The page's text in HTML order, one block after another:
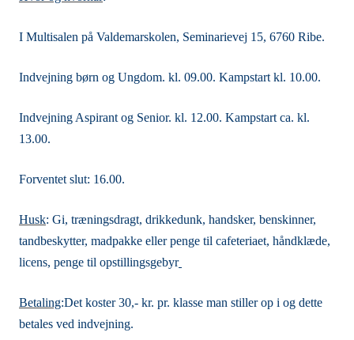
I Multisalen på Valdemarskolen, Seminarievej 15, 6760 Ribe.
Indvejning børn og Ungdom. kl. 09.00. Kampstart kl. 10.00.
Indvejning Aspirant og Senior. kl. 12.00. Kampstart ca. kl.
13.00.
Forventet slut: 16.00.
Husk: Gi, træningsdragt, drikkedunk, handsker, benskinner,
tandbeskytter, madpakke eller penge til cafeteriaet, håndklæde,
licens, penge til opstillingsgebyr
Betaling:Det koster 30,- kr. pr. klasse man stiller op i og dette
betales ved indvejning.